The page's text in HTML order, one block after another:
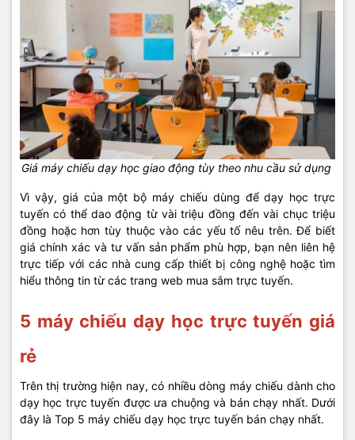
Giá máy chiếu dạy học giao động tùy theo nhu cầu sử dụng
Vì vậy, giá của một bộ máy chiếu dùng để dạy học trực
tuyến có thể dao động từ vài triệu đồng đến vài chục triệu
đồng hoặc hơn tùy thuộc vào các yếu tố nêu trên. Để biết
giá chính xác và tư vấn sản phẩm phù hợp, bạn nên liên hệ
trực tiếp với các nhà cung cấp thiết bị công nghệ hoặc tìm
hiểu thông tin từ các trang web mua sắm trực tuyến.
5 máy chiếu dạy học trực tuyến giá
rẻ
Trên thị trường hiện nay, có nhiều dòng máy chiếu dành cho
dạy học trực tuyến được ưa chuộng và bán chạy nhất. Dưới
đây là Top 5 máy chiếu dạy học trực tuyến bán chạy nhất.